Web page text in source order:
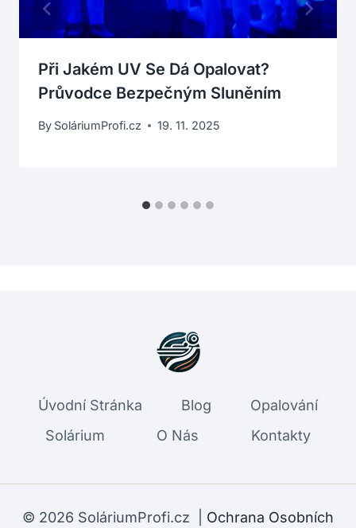
Při Jakém UV Se Dá Opalovat?
Průvodce Bezpečným Sluněním
By SoláriumProfi.cz 19. 11. 2025
Úvodní Stránka Blog
Opalování
Solárium
O Nás Kontakty
© 2026 SoláriumProfi.cz | Ochrana Osobních